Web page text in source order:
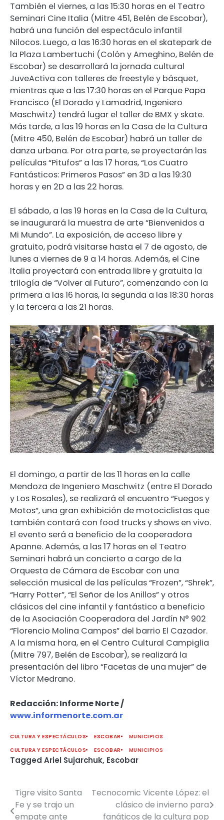
También el viernes, a las 15:30 horas en el Teatro
Seminari Cine Italia (Mitre 451, Belén de Escobar),
habrá una función del espectáculo infantil
Nilocos. Luego, a las 16:30 horas en el skatepark de
la Plaza Lambertuchi (Colón y Ameghino, Belén de
Escobar) se desarrollará la jornada cultural
JuveActiva con talleres de freestyle y básquet,
mientras que a las 17:30 horas en el Parque Papa
Francisco (El Dorado y Lamadrid, Ingeniero
Maschwitz) tendrá lugar el taller de BMX y skate.
Más tarde, a las 19 horas en la Casa de la Cultura
(Mitre 450, Belén de Escobar) habrá un taller de
danza urbana. Por otra parte, se proyectarán las
películas “Pitufos” a las 17 horas, “Los Cuatro
Fantásticos: Primeros Pasos” en 3D a las 19:30
horas y en 2D a las 22 horas.
El sábado, a las 19 horas en la Casa de la Cultura,
se inaugurará la muestra de arte “Bienvenidos a
Mi Mundo”. La exposición, de acceso libre y
gratuito, podrá visitarse hasta el 7 de agosto, de
lunes a viernes de 9 a 14 horas. Además, el Cine
Italia proyectará con entrada libre y gratuita la
trilogía de “Volver al Futuro”, comenzando con la
primera a las 16 horas, la segunda a las 18:30 horas
y la tercera a las 21 horas.
El domingo, a partir de las 11 horas en la calle
Mendoza de Ingeniero Maschwitz (entre El Dorado
y Los Rosales), se realizará el encuentro “Fuegos y
Motos”, una gran exhibición de motociclistas que
también contará con food trucks y shows en vivo.
El evento será a beneficio de la cooperadora
Apanne. Además, a las 17 horas en el Teatro
Seminari habrá un concierto a cargo de la
Orquesta de Cámara de Escobar con una
selección musical de las películas “Frozen”, “Shrek”,
“Harry Potter”, “El Señor de los Anillos” y otros
clásicos del cine infantil y fantástico a beneficio
de la Asociación Cooperadora del Jardín N° 902
“Florencio Molina Campos” del barrio El Cazador.
A la misma hora, en el Centro Cultural Campiglia
(Mitre 797, Belén de Escobar), se realizará la
presentación del libro “Facetas de una mujer” de
Víctor Medrano.
Redacción: Informe Norte /
www.informenorte.com.ar
CULTURA Y ESPECTÁCULOS ESCOBAR
MUNICIPIOS
CULTURA Y ESPECTÁCULOS
ESCOBAR MUNICIPIOS
Tagged Ariel Sujarchuk, Escobar
Navegación
de
Tigre visito Santa
Fe y se trajo un
empate ante
Tecnocomic Vicente López: el
clásico de invierno para
fanáticos de la cultura pop